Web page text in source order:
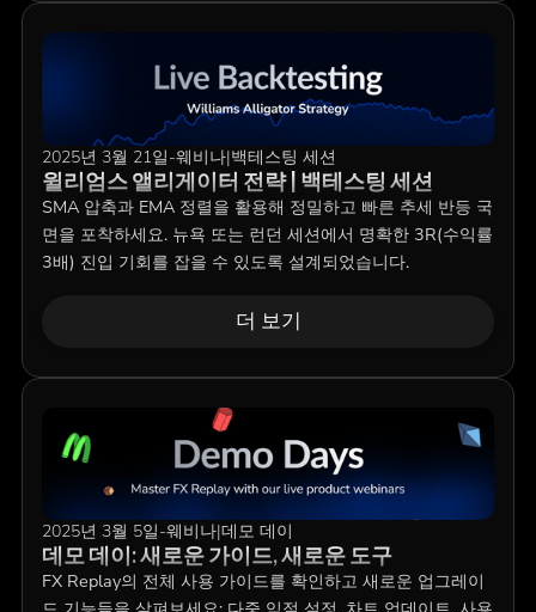
2025년 3월 21일-웨비나|백테스팅 세션
윌리엄스 앨리게이터 전략 | 백테스팅 세션
SMA 압축과 EMA 정렬을 활용해 정밀하고 빠른 추세 반등 국
면을 포착하세요. 뉴욕 또는 런던 세션에서 명확한 3R(수익률
3배) 진입 기회를 잡을 수 있도록 설계되었습니다.
더 보기
2025년 3월 5일-웨비나|데모 데이
데모 데이: 새로운 가이드, 새로운 도구
FX Replay의 전체 사용 가이드를 확인하고 새로운 업그레이